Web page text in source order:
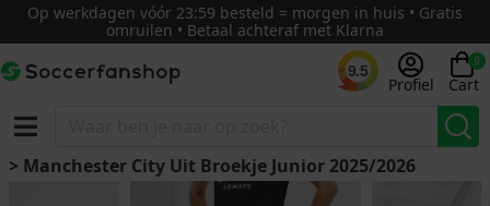
Op werkdagen vóór 23:59 besteld = morgen in huis • Gratis
omruilen • Betaal achteraf met Klarna
9.5
Profiel
0
Cart
> Manchester City Uit Broekje Junior 2025/2026